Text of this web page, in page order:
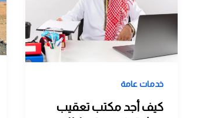
خدمات عامة
كيف أجد مكتب تعقيب